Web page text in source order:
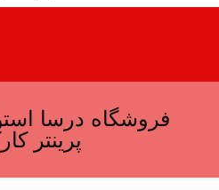
فروشگاه درسا
پرینتر